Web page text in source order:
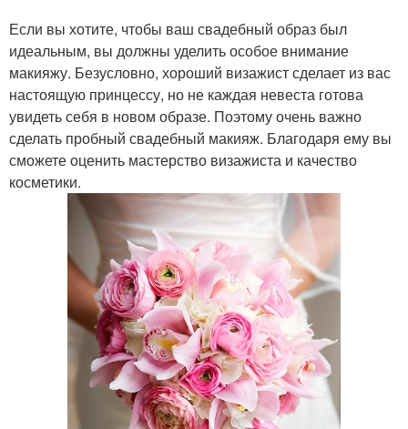
Если вы хотите, чтобы ваш свадебный образ был
идеальным, вы должны уделить особое внимание
макияжу. Безусловно, хороший визажист сделает из вас
настоящую принцессу, но не каждая невеста готова
увидеть себя в новом образе. Поэтому очень важно
сделать пробный свадебный макияж. Благодаря ему вы
сможете оценить мастерство визажиста и качество
косметики.